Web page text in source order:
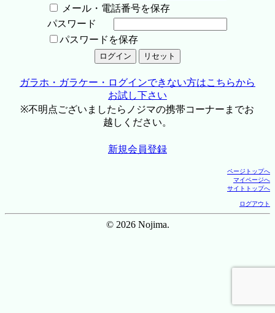
メール・電話番号を保存
パスワード
パスワードを保存
ガラホ・ガラケー・ログインできない方はこちらから
お試し下さい
※不明点ございましたらノジマの携帯コーナーまでお
越しください。
新規会員登録
ページトップへ
マイページへ
サイトトップへ
ログアウト
© 2026 Nojima.